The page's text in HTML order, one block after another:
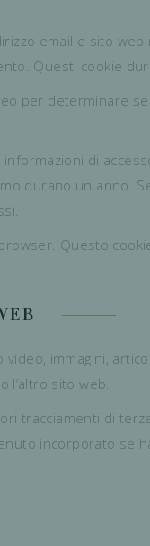
email e sito
Questi cookie
per determinare
di
durano un anno.
Questo
immagini,
l’altro sito web.
tracciamenti di
incorporato se